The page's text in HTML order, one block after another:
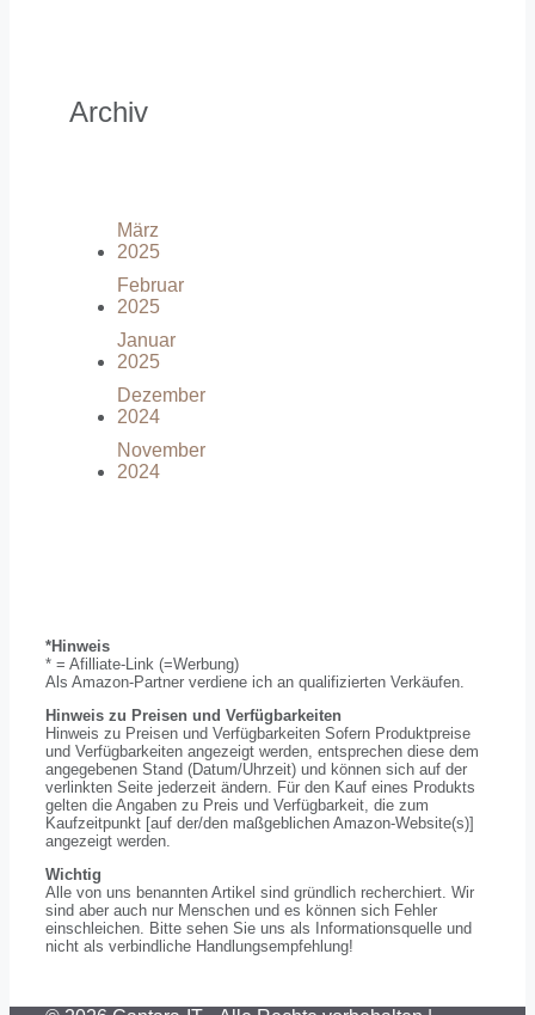
Archiv
März
2025
Februar
2025
Januar
2025
Dezember
2024
November
2024
*Hinweis
* = Afilliate-Link (=Werbung)
Als Amazon-Partner verdiene ich an qualifizierten Verkäufen.
Hinweis zu Preisen und Verfügbarkeiten
Hinweis zu Preisen und Verfügbarkeiten Sofern Produktpreise
und Verfügbarkeiten angezeigt werden, entsprechen diese dem
angegebenen Stand (Datum/Uhrzeit) und können sich auf der
verlinkten Seite jederzeit ändern. Für den Kauf eines Produkts
gelten die Angaben zu Preis und Verfügbarkeit, die zum
Kaufzeitpunkt [auf der/den maßgeblichen Amazon-Website(s)]
angezeigt werden.
Wichtig
Alle von uns benannten Artikel sind gründlich recherchiert. Wir
sind aber auch nur Menschen und es können sich Fehler
einschleichen. Bitte sehen Sie uns als Informationsquelle und
nicht als verbindliche Handlungsempfehlung!